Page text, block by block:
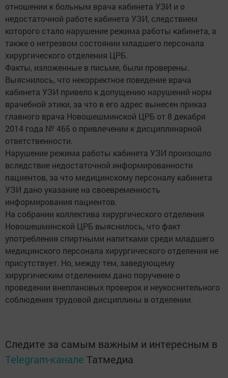
отношении к больным врача кабинета УЗИ и о
недостаточной работе кабинета УЗИ, следствием
которого стало нарушение режима работы кабинета, а
также о нетрезвом состоянии младшего персонала
хирургического отделения ЦРБ.
Факты, изложенные в письме, были проверены.
Выяснилось, что некорректное поведение врача
кабинета УЗИ привело к допущению нарушений норм
врачебной этики, за что в его адрес вынесен приказ
главного врача Новошешминской ЦРБ от 8 декабря
2014 года № 465 о привлечении к дисциплинарной
ответственности.
Нарушение режима работы кабинета УЗИ произошло
вследствие недостаточной информированности
пациентов, за что медицинскому персоналу кабинета
УЗИ дано указание на своевременность
информирования пациентов.
На собрании коллектива хирургического отделения
Новошешминской ЦРБ выяснилось, что факт
употребления спиртными напитками среди младшего
медицинского персонала хирургического отделения не
присутствует. Но, между тем, заведующему
хирургическим отделением дано поручение о
проведении внеплановых проверок и неукоснительного
соблюдения трудовой дисциплины в отделении.
Следите за самым важным и интересным в
Telegram-канале Татмедиа